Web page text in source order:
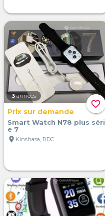
favorite_border
3 années
Prix sur demande
Smart Watch N78 plus séri
e 7
location_on Kinshasa, RDC